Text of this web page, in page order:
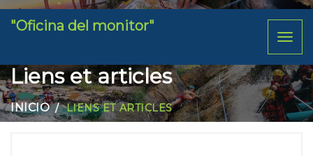
"Oficina del monitor"
Liens et articles
INICIO LIENS ET ARTICLES